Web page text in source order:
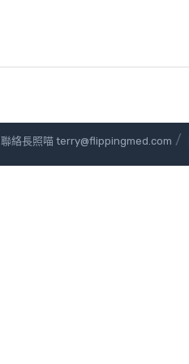
聯絡長照喵 terry@flippingmed.com /